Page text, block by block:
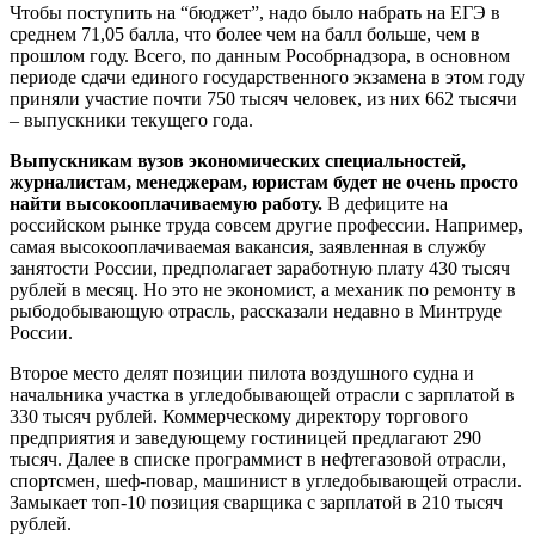
Чтобы поступить на “бюджет”, надо было набрать на ЕГЭ в
среднем 71,05 балла, что более чем на балл больше, чем в
прошлом году. Всего, по данным Рособрнадзора, в основном
периоде сдачи единого государственного экзамена в этом году
приняли участие почти 750 тысяч человек, из них 662 тысячи
– выпускники текущего года.
Выпускникам вузов экономических специальностей,
журналистам, менеджерам, юристам будет не очень просто
найти высокооплачиваемую работу. В дефиците на
российском рынке труда совсем другие профессии. Например,
самая высокооплачиваемая вакансия, заявленная в службу
занятости России, предполагает заработную плату 430 тысяч
рублей в месяц. Но это не экономист, а механик по ремонту в
рыбодобывающую отрасль, рассказали недавно в Минтруде
России.
Второе место делят позиции пилота воздушного судна и
начальника участка в угледобывающей отрасли с зарплатой в
330 тысяч рублей. Коммерческому директору торгового
предприятия и заведующему гостиницей предлагают 290
тысяч. Далее в списке программист в нефтегазовой отрасли,
спортсмен, шеф-повар, машинист в угледобывающей отрасли.
Замыкает топ-10 позиция сварщика с зарплатой в 210 тысяч
рублей.